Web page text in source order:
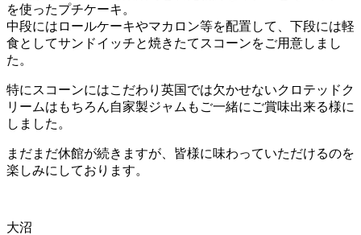
を使ったプチケーキ。
中段にはロールケーキやマカロン等を配置して、下段には軽
食としてサンドイッチと焼きたてスコーンをご用意しまし
た。
特にスコーンにはこだわり英国では欠かせないクロテッドク
リームはもちろん自家製ジャムもご一緒にご賞味出来る様に
しました。
まだまだ休館が続きますが、皆様に味わっていただけるのを
楽しみにしております。
大沼